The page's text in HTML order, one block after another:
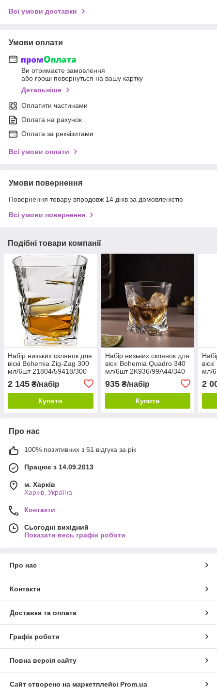
Всі умови доставки
Умови оплати
Ви отримаєте замовлення
або гроші повернуться на вашу картку
Детальніше
Оплатити частинами
Оплата на рахунок
Оплата за реквізитами
Всі умови оплати
Умови повернення
Повернення товару впродовж 14 днів за домовленістю
Всі умови повернення
Подібні товари компанії
Набір низьких склянок для
віскі Bohemia Zig-Zag 300
мл/6шт 21804/59418/300
2 145 ₴/набір
Купити
Набір низьких склянок для
віскі Bohemia Quadro 340
мл/6шт 2K936/99A44/340
935₴/набір
Купити
мл/
2
Про нас
100% позитивних з 51 відгука за рік
Працює з 14.09.2013
м. Харків
Харків, Україна
Контакти
Сьогодні вихідний
Показати весь графік роботи
Про нас
Контакти
Доставка та оплата
Графік роботи
Повна версія сайту
Сайт створено на маркетплейсі Prom.ua